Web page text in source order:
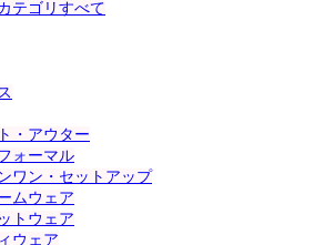
テゴリすべて
・アウター
ォーマル
ワン・セットアップ
ムウェア
トウェア
ウェア